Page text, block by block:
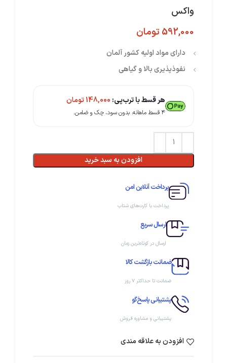
واکس
592,000 تومان
دارای مواد اولیه کشور آلمان
نفوذپذیری بالا و گیاهی
هر قسط با ترب‌پی: 148,000تومان
۴ قسط ماهانه. بدون سود، چک و ضامن.
افزودن به سبد خرید
پرداخت آنلاین امن
پرداخت با کارت‌های شتاب
ارسال سریع
ارسال در کوتاه‌ترین زمان
ضمانت بازگشت کالا
ضمانت تا حداکثر ۷ روز
پشتیبانی پاسخ‌گو
پشتیبانی و مشاوره فروش
افزودن به علاقه مندی